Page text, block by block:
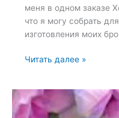
меня в одном заказе
что я могу собрать
изготовления моих
Набор
броши
—
Читать далее »